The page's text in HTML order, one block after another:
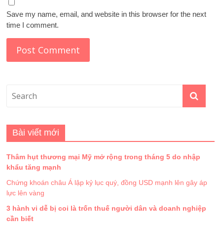
Save my name, email, and website in this browser for the next
time I comment.
Bài viết mới
Thâm hụt thương mại Mỹ mở rộng trong tháng 5 do nhập
khẩu tăng mạnh
Chứng khoán châu Á lập kỷ lục quý, đồng USD mạnh lên gây áp
lực lên vàng
3 hành vi dễ bị coi là trốn thuế người dân và doanh nghiệp
cần biết